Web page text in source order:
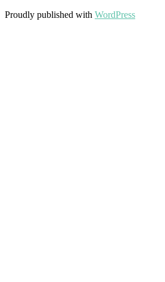
Proudly published with WordPress